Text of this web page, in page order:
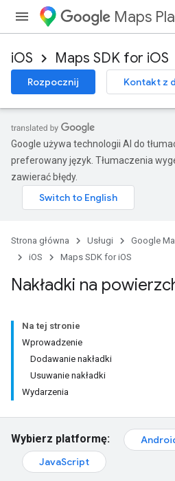
Maps
iOS Maps SDK for iOS
Rozpocznij Kontakt z
Google używa technologii AI do
preferowany język. Tłumaczenia
zawierać błędy.
Strona główna Usługi Google
iOS
Maps SDK for iOS
Nakładki na
Na tej stronie
Wprowadzenie
Dodawanie nakładki
Usuwanie nakładki
Wydarzenia
Wybierz platformę:
JavaScript